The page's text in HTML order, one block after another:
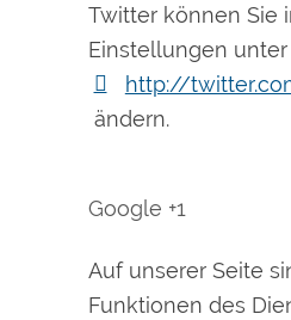
Twitter können Sie
Einstellungen unter
http://
ändern.
Google +1
Auf unserer Seite
Funktionen des